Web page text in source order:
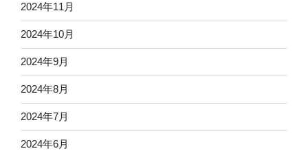
2024年11月
2024年10月
2024年9月
2024年8月
2024年7月
2024年6月